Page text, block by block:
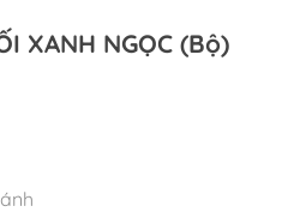
XANH NGỌC (Bộ)